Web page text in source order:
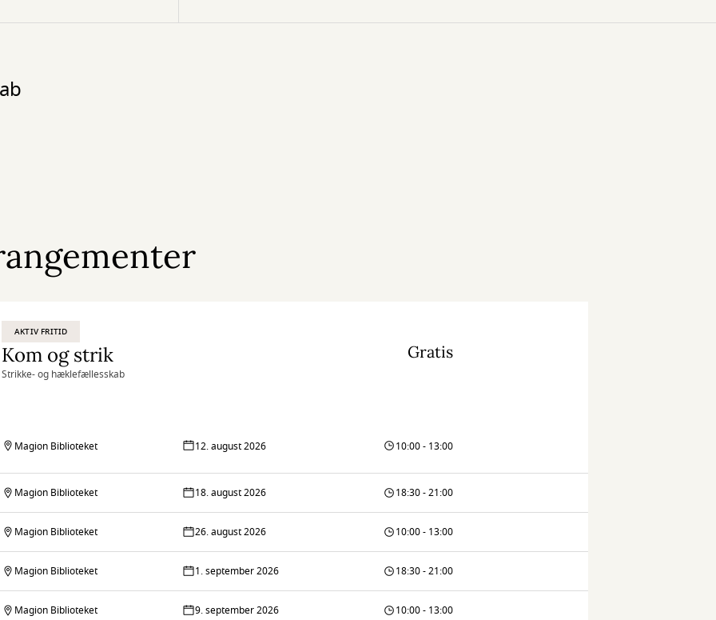
AKTIV FRITID
Kom og strik
Strikke- og hæklefællesskab
Gratis
Magion Biblioteket 12. august 2026 10:00 - 13:00
Magion Biblioteket 18. august 2026 18:30 - 21:00
Magion Biblioteket 26. august 2026 10:00 - 13:00
Magion Biblioteket 1. september 2026 18:30 - 21:00
Magion Biblioteket 9. september 2026 10:00 - 13:00